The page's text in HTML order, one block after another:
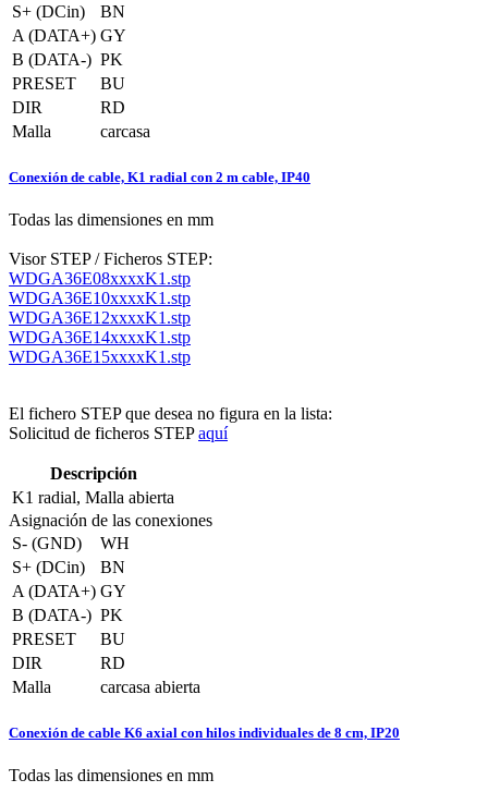
S+ (DCin)
BN
A (DATA+) GY
B (DATA-) PK
PRESET
BU
DIR
RD
Malla
carcasa
Conexión de cable, K1 radial con 2 m cable, IP40
Todas las dimensiones en mm
Visor STEP / Ficheros STEP:
WDGA36E08xxxxK1.stp
WDGA36E10xxxxK1.stp
WDGA36E12xxxxK1.stp
WDGA36E14xxxxK1.stp
WDGA36E15xxxxK1.stp
El fichero STEP que desea no figura en la lista:
Solicitud de ficheros STEPaquí
Descripción
K1 radial, Malla abierta
Asignación de las conexiones
S- (GND)
WH
S+ (DCin)
BN
A (DATA+) GY
B (DATA-) PK
PRESET
BU
DIR
RD
Malla
carcasa abierta
Conexión de cable K6 axial con hilos individuales de 8 cm, IP20
Todas las dimensiones en mm